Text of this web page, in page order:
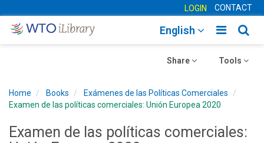
LOGIN CONTACT
Toggle
English
Toggle
Tools
Toggle
Share
Home Books
Exámenes de las Políticas Comerciales
Examen de las políticas comerciales: Unión Europea 2020
Examen de las políticas comerciales: